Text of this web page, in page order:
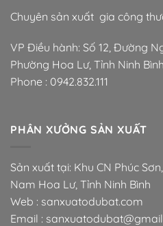
Chuyên sản xuất gia công
VP Điều hành: Số 12, Đường
Phường Hoa Lư, Tỉnh Ninh Bình
Phone : 0942.832.111
PHÂN XƯỞNG SẢN XUẤT
Sản xuất tại: Khu CN Phúc
Nam Hoa Lư, Tỉnh Ninh Bình
Web : sanxuatodubat.com
Email :